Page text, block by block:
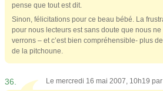
pense que tout est dit.
Sinon, félicitations pour ce beau bébé. La
pour nous lecteurs est sans doute que nous ne
verrons – et c’est bien compréhensible- plus
de la pitchoune.
36. Le mercredi 16 mai 2007, 10h19 par